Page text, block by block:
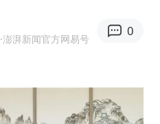
·澎湃新闻官方网易号
0